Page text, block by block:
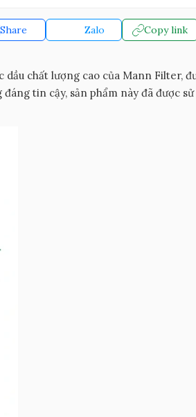
Share Zalo Copy link
chất lượng cao của Mann Filter,
tin cậy, sản phẩm này đã được